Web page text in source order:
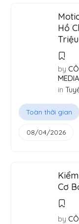
Hồ
Triệu
by
MEDIA
in
Toàn thời gian
08/04/2026
Cơ
by